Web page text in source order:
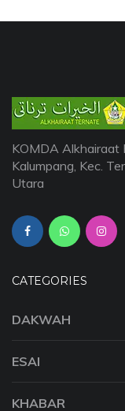
KOMDA Alkhairaat
Kalumpang, Kec.
Utara
CATEGORIES
DAKWAH
ESAI
KHABAR